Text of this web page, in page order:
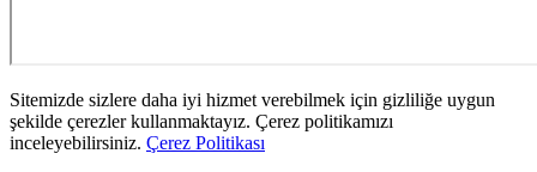
Sitemizde sizlere daha iyi hizmet verebilmek için gizliliğe uygun
şekilde çerezler kullanmaktayız. Çerez politikamızı
inceleyebilirsiniz. Çerez Politikası